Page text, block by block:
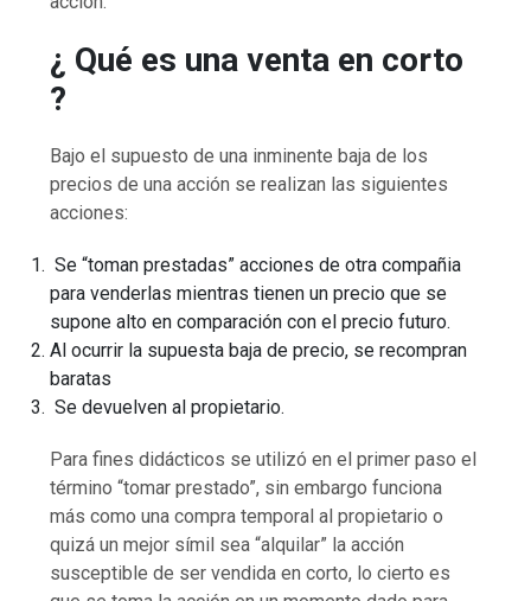
¿ Qué es una venta en corto
?
Bajo el supuesto de una inminente baja de los
precios de una acción se realizan las siguientes
acciones:
Se “toman prestadas” acciones de otra compañia
para venderlas mientras tienen un precio que se
supone alto en comparación con el precio futuro.
Al ocurrir la supuesta baja de precio, se recompran
baratas
Se devuelven al propietario.
Para fines didácticos se utilizó en el primer paso el
término “tomar prestado”, sin embargo funciona
más como una compra temporal al propietario o
quizá un mejor símil sea “alquilar” la acción
susceptible de ser vendida en corto, lo cierto es